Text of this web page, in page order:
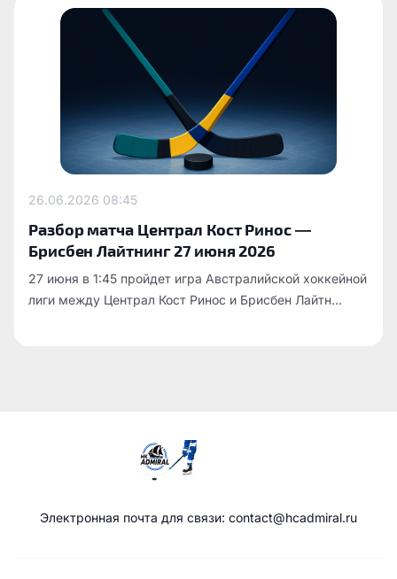
26.06.2026 08:45
Разбор матча Централ Кост Ринос —
Брисбен Лайтнинг 27 июня 2026
27 июня в 1:45 пройдет игра Австралийской хоккейной
лиги между Централ Кост Ринос и Брисбен Лайтн...
Электронная почта для связи: contact@hcadmiral.ru